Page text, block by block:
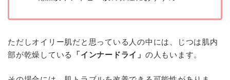
ただしオイリー肌だと思っている人の中には、じつは肌内
部が乾燥している
「インナードライ」 の人もいます。